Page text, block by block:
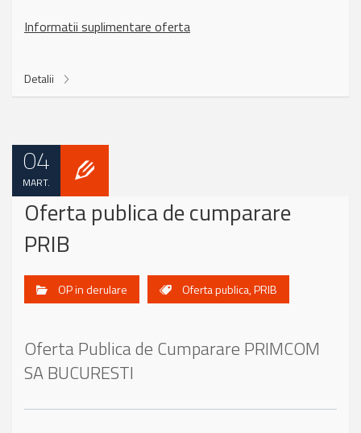
Informatii suplimentare oferta
Detalii
04
MART.
Oferta publica de cumparare
PRIB
OP in derulare Oferta publica,PRIB
Oferta Publica de Cumparare PRIMCOM
SA BUCURESTI